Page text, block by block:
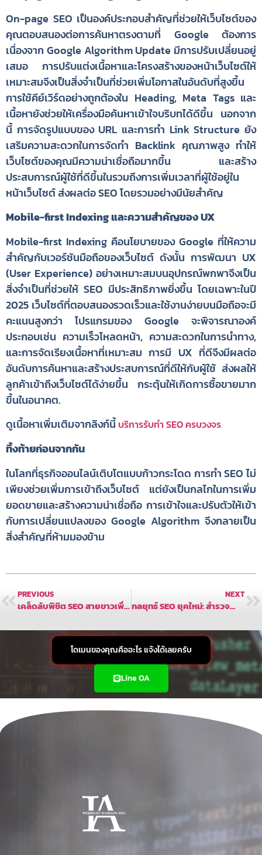
On-page SEO เป็นองค์ประกอบสำคัญที่ช่วยให้เว็บไซต์ของ
คุณตอบสนองต่อการค้นหาตรงตามที่ Google ต้องการ
เนื่องจาก Google Algorithm Update มีการปรับเปลี่ยนอยู่
เสมอ การปรับแต่งเนื้อหาและโครงสร้างของหน้าเว็บไซต์ให้
เหมาะสมจึงเป็นสิ่งจำเป็นที่ช่วยเพิ่มโอกาสในอันดับที่สูงขึ้น
การใช้คีย์เวิร์ดอย่างถูกต้องใน Heading, Meta Tags และ
เนื้อหายังช่วยให้เครื่องมือค้นหาเข้าใจบริบทได้ดีขึ้น นอกจาก
นี้ การจัดรูปแบบของ URL และการทำ Link Structure ยัง
เสริมความสะดวกในการจัดทำ Backlink คุณภาพสูง ทำให้
เว็บไซต์ของคุณมีความน่าเชื่อถือมากขึ้น และสร้าง
ประสบการณ์ผู้ใช้ที่ดีขึ้นในรวมถึงการเพิ่มเวลาที่ผู้ใช้อยู่ใน
หน้าเว็บไซต์ ส่งผลต่อ SEO โดยรวมอย่างมีนัยสำคัญ
Mobile-first Indexing และความสำคัญของ UX
Mobile-first Indexing คือนโยบายของ Google ที่ให้ความ
สำคัญกับเวอร์ชันมือถือของเว็บไซต์ ดังนั้น การพัฒนา UX
(User Experience) อย่างเหมาะสมบนอุปกรณ์พกพาจึงเป็น
สิ่งจำเป็นที่ช่วยให้ SEO มีประสิทธิภาพยิ่งขึ้น โดยเฉพาะในปี
2025 เว็บไซต์ที่ตอบสนองรวดเร็วและใช้งานง่ายบนมือถือจะมี
คะแนนสูงกว่า โปรแกรมของ Google จะพิจารณาองค์
ประกอบเช่น ความเร็วโหลดหน้า, ความสะดวกในการนำทาง,
และการจัดเรียงเนื้อหาที่เหมาะสม การมี UX ที่ดีจึงมีผลต่อ
อันดับการค้นหาและสร้างประสบการณ์ที่ดีให้กับผู้ใช้ ส่งผลให้
ลูกค้าเข้าถึงเว็บไซต์ได้ง่ายขึ้น กระตุ้นให้เกิดการซื้อขายมาก
ขึ้นในอนาคต.
ดูเนื้อหาเพิ่มเติมจากลิงก์นี้บริการรับทำ SEO ครบวงจร
ทิ้งท้ายก่อนจากกัน
ในโลกที่ธุรกิจออนไลน์เติบโตแบบก้าวกระโดด การทำ SEO ไม่
เพียงช่วยเพิ่มการเข้าถึงเว็บไซต์ แต่ยังเป็นกลไกในการเพิ่ม
ยอดขายและสร้างความน่าเชื่อถือ การเข้าใจและปรับตัวให้เข้า
กับการเปลี่ยนแปลงของ Google Algorithm จึงกลายเป็น
สิ่งสำคัญที่ห้ามมองข้าม
PREVIOUS
เคล็ดลับพิชิต SEO สายขาวเพื่อความสำเร็จยั่งยืน
NEXT
กลยุทธ์ SEO ยุคใหม่: สำรวจคำถามและคำตอบเพื่อธุรกิจเติบโตทันใจ
โดเมนของคุณคืออะไร แจ้งได้เลยครับ
Line OA